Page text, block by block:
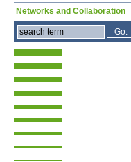
Networks and Collaboration